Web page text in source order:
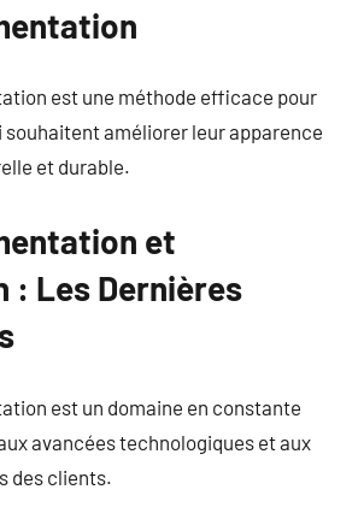
est une méthode efficace pour
souhaitent améliorer leur apparence
et durable.
et
: Les Dernières
est un domaine en constante
avancées technologiques et aux
des clients.